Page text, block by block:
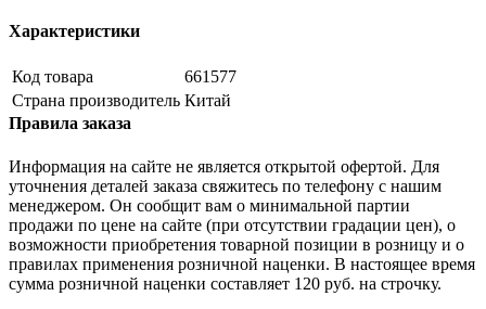
Характеристики
Код товара
661577
Страна производитель Китай
Правила заказа
Информация на сайте не является открытой офертой. Для
уточнения деталей заказа свяжитесь по телефону с нашим
менеджером. Он сообщит вам о минимальной партии
продажи по цене на сайте (при отсутствии градации цен), о
возможности приобретения товарной позиции в розницу и о
правилах применения розничной наценки. В настоящее время
сумма розничной наценки составляет 120 руб. на строчку.